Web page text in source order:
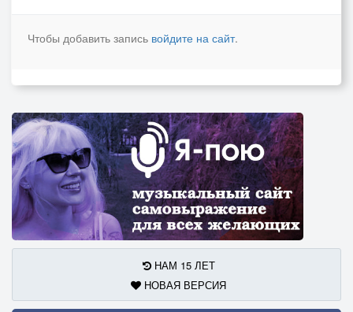
Чтобы добавить запись войдите на сайт.
НАМ 15 ЛЕТ
НОВАЯ ВЕРСИЯ